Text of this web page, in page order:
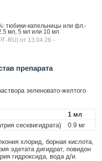
тюбики-капельницы или фл.-
мл, 5 мл или 10 мл
RU) от 13.04.26 -
препарата
зеленовато-желтого
1 мл
сесквигидрата)
0.9 мг
хлорид, борная кислота,
эдетата дигидрат, повидон
гидроксида, вода д/и.